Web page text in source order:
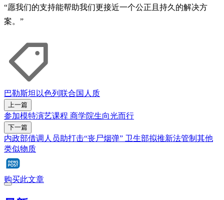
“愿我们的支持能帮助我们更接近一个公正且持久的解决方
案。”
巴勒斯坦 以色列 联合国 人质
上一篇
参加模特演艺课程 商学院生向光而行
下一篇
内政部借调人员助打击“丧尸烟弹” 卫生部拟推新法管制其他
类似物质
购买此文章